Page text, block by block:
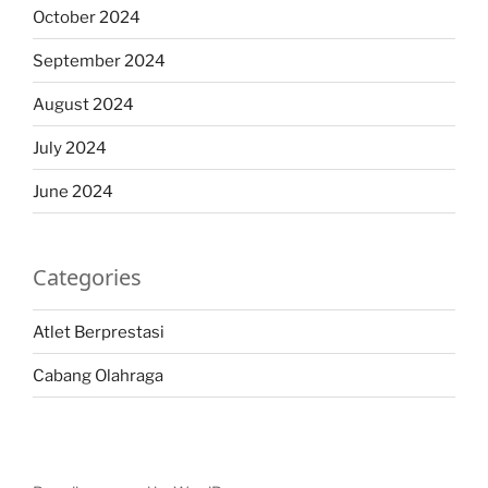
October 2024
September 2024
August 2024
July 2024
June 2024
Categories
Atlet Berprestasi
Cabang Olahraga